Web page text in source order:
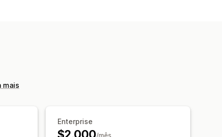
de conversões
Widget de vídeo
mais
Enterprise
/mês